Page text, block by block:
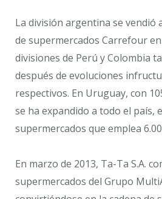
La división argentina se vendió
de supermercados Carrefour en
divisiones de Perú y Colombia
después de evoluciones
respectivos. En Uruguay, con
se ha expandido a todo el país,
supermercados que emplea
En marzo de 2013, Ta-Ta S.A.
supermercados del Grupo